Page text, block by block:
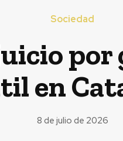
Sociedad
en
8 de julio de 2026